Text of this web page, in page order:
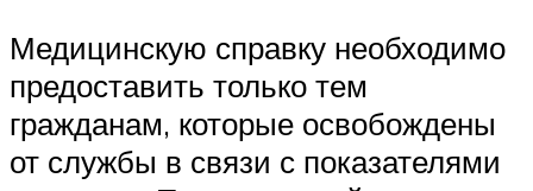
Медицинскую справку необходимо
предоставить только тем
гражданам, которые освобождены
от службы в связи с показателями